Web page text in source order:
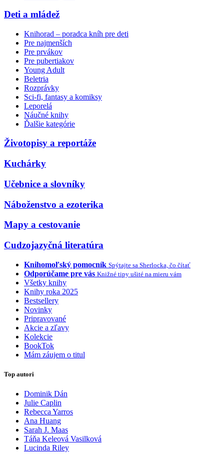
Deti a mládež
Knihorad – poradca kníh pre deti
Pre najmenších
Pre prvákov
Pre pubertiakov
Young Adult
Beletria
Rozprávky
Sci-fi, fantasy a komiksy
Leporelá
Náučné knihy
Ďalšie kategórie
Životopisy a reportáže
Kuchárky
Učebnice a slovníky
Náboženstvo a ezoterika
Mapy a cestovanie
Cudzojazyčná literatúra
Knihomoľský pomocník Spýtajte sa Sherlocka, čo čítať
Odporúčame pre vás Knižné tipy ušité na mieru vám
Všetky knihy
Knihy roka 2025
Bestsellery
Novinky
Pripravované
Akcie a zľavy
Kolekcie
BookTok
Mám záujem o titul
Top autori
Dominik Dán
Julie Caplin
Rebecca Yarros
Ana Huang
Sarah J. Maas
Táňa Keleová Vasilková
Lucinda Riley